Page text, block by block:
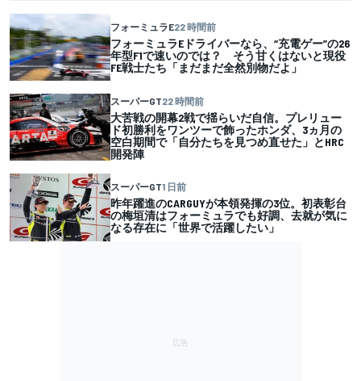
フォーミュラE22 時間前
フォーミュラEドライバーなら、“充電ゲー”の26
年型F1で速いのでは？ そう甘くはないと現役
FE戦士たち「まだまだ全然別物だよ」
スーパーGT22 時間前
大苦戦の開幕2戦で揺らいだ自信。プレリュー
ド初勝利をワンツーで飾ったホンダ、3ヵ月の
空白期間で「自分たちを見つめ直せた」とHRC
開発陣
スーパーGT1 日前
昨年躍進のCARGUYが本領発揮の3位。初表彰台
の梅垣清はフォーミュラでも好調、去就が気に
なる存在に「世界で活躍したい」